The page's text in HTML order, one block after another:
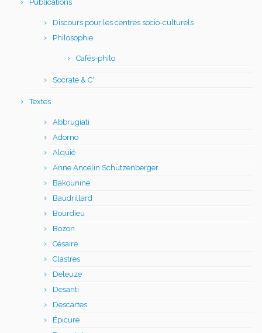
Publications
Discours pour les centres socio-culturels
Philosophie
Cafés-philo
Socrate & C°
Textes
Abbrugiati
Adorno
Alquié
Anne Ancelin Schützenberger
Bakounine
Baudrillard
Bourdieu
Bozon
Césaire
Clastres
Deleuze
Desanti
Descartes
Épicure